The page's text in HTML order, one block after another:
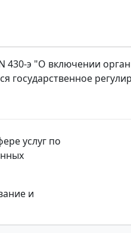
э "О включении
государственное
услуг по
и